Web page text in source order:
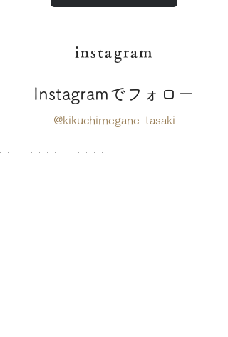
instagram
Instagramでフォロー
@kikuchimegane_tasaki